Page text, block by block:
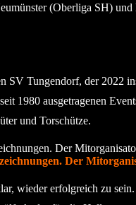
(Oberliga SH)
SV Tungendorf, der 2022
1980 ausgetragenen
und Torschütze.
Der
wieder erfolgreich zu